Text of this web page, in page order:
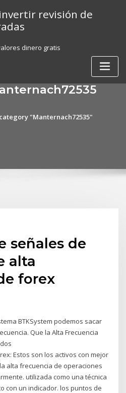
revisión de
dinero gratis
"Manternach72535"
señales de
alta
forex
BTKSystem podemos sacar
Que la Alta Frecuencia
Estos son los activos con mejor
alta frecuencia de operaciones
utilizada como una técnica
con un indicador. los puntos de